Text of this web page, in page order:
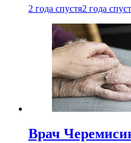
2 года спустя2 года
Врач